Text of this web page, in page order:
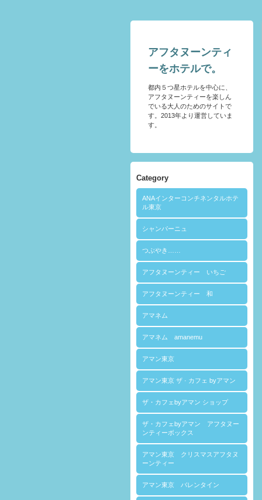
アフタヌーンティ
ーをホテルで。
都内５つ星ホテルを中心に、
アフタヌーンティーを楽しん
でいる大人のためのサイトで
す。2013年より運営していま
す。
Category
ANAインターコンチネンタルホテ
ル東京
シャンパーニュ
つぶやき……
アフタヌーンティー いちご
アフタヌーンティー 和
アマネム
アマネム amanemu
アマン東京
アマン東京 ザ · カフェ byアマン
ザ・カフェbyアマン ショップ
ザ・カフェbyアマン アフタヌー
ンティーボックス
アマン東京 クリスマスアフタヌ
ーンティー
アマン東京 バレンタイン